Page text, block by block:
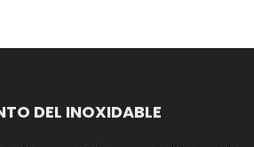
DEL INOXIDABLE